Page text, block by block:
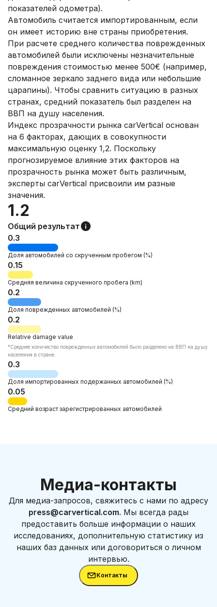
показателей одометра).
Автомобиль считается импортированным, если
он имеет историю вне страны приобретения.
При расчете среднего количества поврежденных
автомобилей были исключены незначительные
повреждения стоимостью менее 500€ (например,
сломанное зеркало заднего вида или небольшие
царапины). Чтобы сравнить ситуацию в разных
странах, средний показатель был разделен на
ВВП на душу населения.
Индекс прозрачности рынка carVertical основан
на 6 факторах, дающих в совокупности
максимальную оценку 1,2. Поскольку
прогнозируемое влияние этих факторов на
прозрачность рынка может быть различным,
эксперты carVertical присвоили им разные
значения.
1.2
Общий результат
0.3
Доля автомобилей со скрученным пробегом (%)
0.15
Средняя величина скрученного пробега (km)
0.2
Доля поврежденных автомобилей (%)
0.2
Relative damage value
*Среднее количество поврежденных автомобилей было разделено на ВВП на душу
населения в стране.
0.3
Доля импортированных подержанных автомобилей (%)
0.05
Средний возраст зарегистрированных автомобилей
Медиа-контакты
Для медиа-запросов, свяжитесь с нами по адресу
press@carvertical.com. Мы всегда рады
предоставить больше информации о наших
исследованиях, дополнительную статистику из
наших баз данных или договориться о личном
интервью.
Контакты